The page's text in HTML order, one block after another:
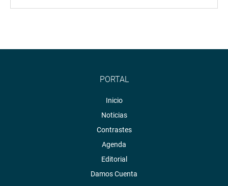
PORTAL
Inicio
Noticias
Contrastes
Agenda
Editorial
Damos Cuenta